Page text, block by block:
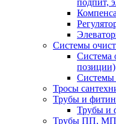
подпит,
Системы
Система
позиции)
Системы
Тросы
Трубы и
Трубы и
Трубы ПП,